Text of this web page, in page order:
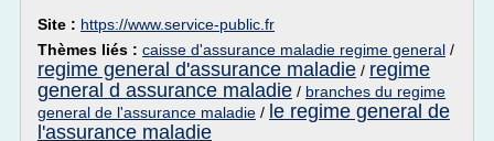
Site : https://www.service-public.fr
Thèmes liés : caisse d'assurance maladie regime general /
regime general d'assurance maladie / regime
general d assurance maladie / branches du regime
general de l'assurance maladie / le regime general de
l'assurance maladie